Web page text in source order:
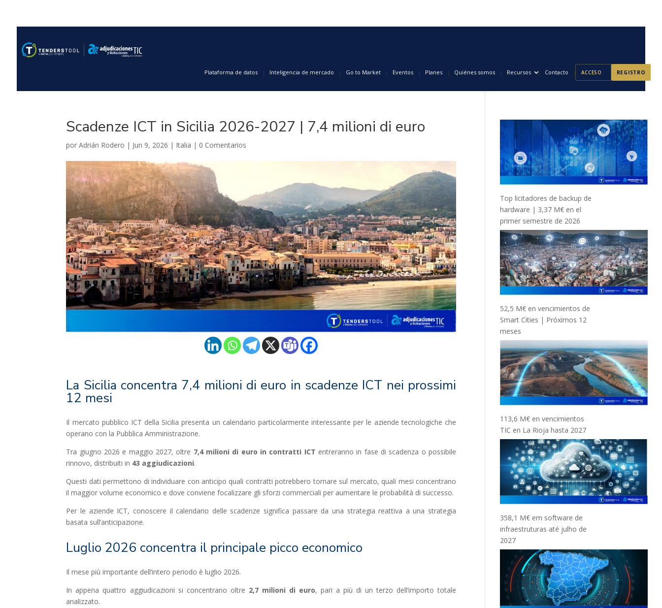
Plataforma de datos Inteligencia de mercado Go to Market Eventos Planes Quiénes somos Recursos Contacto ACCESO REGISTRO
Scadenze ICT in Sicilia 2026-2027 | 7,4 milioni di euro
porAdrián Rodero | Jun 9, 2026 | Italia | 0 Comentarios
La Sicilia concentra 7,4 milioni di euro in scadenze ICT nei prossimi
12 mesi
Il mercato pubblico ICT della Sicilia presenta un calendario particolarmente interessante per le aziende tecnologiche che
operano con la Pubblica Amministrazione.
Tra giugno 2026 e maggio 2027, oltre 7,4 milioni di euro in contratti ICT entreranno in fase di scadenza o possibile
rinnovo, distribuiti in 43 aggiudicazioni.
Questi dati permettono di individuare con anticipo quali contratti potrebbero tornare sul mercato, quali mesi concentrano
il maggior volume economico e dove conviene focalizzare gli sforzi commerciali per aumentare le probabilità di successo.
Per le aziende ICT, conoscere il calendario delle scadenze significa passare da una strategia reattiva a una strategia
basata sull’anticipazione.
Luglio 2026 concentra il principale picco economico
Il mese più importante dell’intero periodo è luglio 2026.
In appena quattro aggiudicazioni si concentrano oltre 2,7 milioni di euro, pari a più di un terzo dell’importo totale
analizzato.
Top licitadores de backup de
hardware | 3,37 M€ en el
primer semestre de 2026
52,5 M€ en vencimientos de
Smart Cities | Próximos 12
meses
113,6 M€ en vencimientos
TIC en La Rioja hasta 2027
358,1 M€ em software de
infraestruturas até julho de
2027